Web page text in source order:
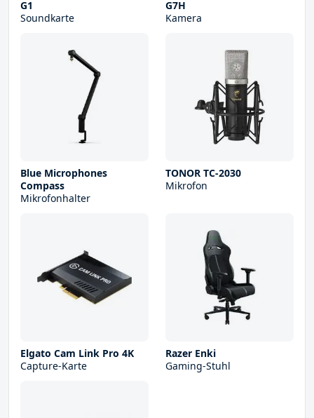
G1
Soundkarte
G7H
Kamera
Blue Microphones
Compass
Mikrofonhalter
TONOR TC-2030
Mikrofon
Elgato Cam Link Pro 4K
Capture-Karte
Razer Enki
Gaming-Stuhl